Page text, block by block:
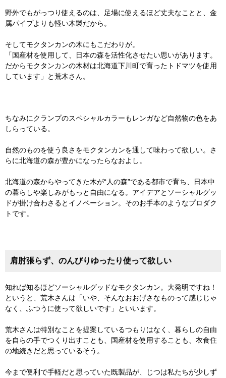
野外でもがっつり使えるのは、足場に使えるほど丈夫なことと、金
属パイプよりも軽い木製だから。
そしてモクタンカンの木にもこだわりが。
「国産材を使用して、日本の森を活性化させたい思いがあります。
だからモクタンカンの木材は北海道下川町で育ったトドマツを使用
しています」と荒木さん。
ちなみにクランプのスペシャルカラーもレンガなど自然物の色をあ
しらっている。
自然のものを使う良さをモクタンカンを通して味わって欲しい。さ
らに北海道の森が豊かになったらなおよし。
北海道の森からやってきた木が“人の森”である都市で育ち、日本中
の暮らしや楽しみがもっと自由になる。アイデアとソーシャルグッ
ドが掛け合わさるとイノベーション。そのお手本のようなプロダク
トです。
肩肘張らず、のんびりゆったり使って欲しい
知れば知るほどソーシャルグッドなモクタンカン。大発明ですね！
というと、荒木さんは「いや、そんなおおげさなものって感じじゃ
なく、ふつうに使って欲しいです」といいます。
荒木さんは特別なことを提案しているつもりはなく、暮らしの自由
を自らの手でつくり出すことも、国産材を使用することも、衣食住
の地続きだと思っているそう。
今まで便利で手軽だと思っていた既製品が、じつは私たちが少しず